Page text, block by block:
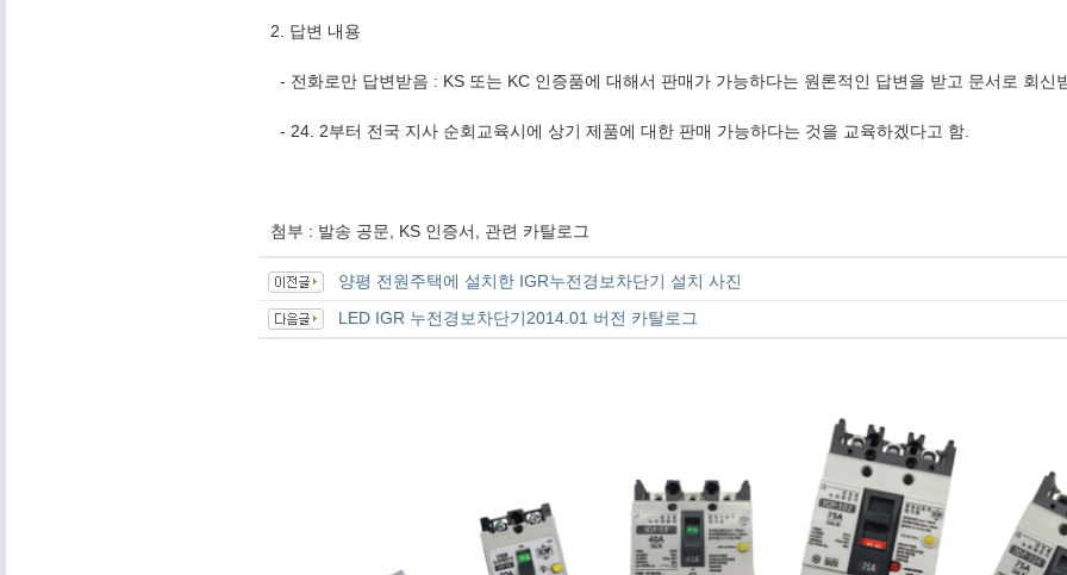
2. 답변 내용
- 전화로만 답변받음 : KS 또는 KC 인증품에 대해서 판매가 가능하다는 원론적인 답변을 받고 문서로 회신
- 24. 2부터 전국 지사 순회교육시에 상기 제품에 대한 판매 가능하다는 것을 교육하겠다고 함.
첨부 : 발송 공문, KS 인증서, 관련 카탈로그
양평 전원주택에 설치한 IGR누전경보차단기 설치 사진
LED IGR 누전경보차단기2014.01 버전 카탈로그